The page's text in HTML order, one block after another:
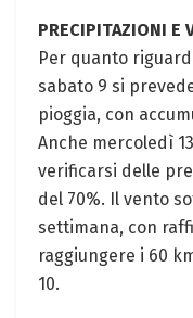
PRECIPITAZIONI E
Per quanto
sabato 9 si
pioggia, con
Anche mercoledì
verificarsi delle
del 70%. Il vento
settimana, con
raggiungere i 60
10.